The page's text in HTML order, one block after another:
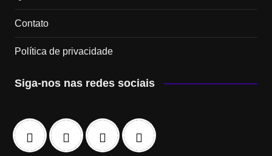
Contato
Política de privacidade
Siga-nos nas redes sociais